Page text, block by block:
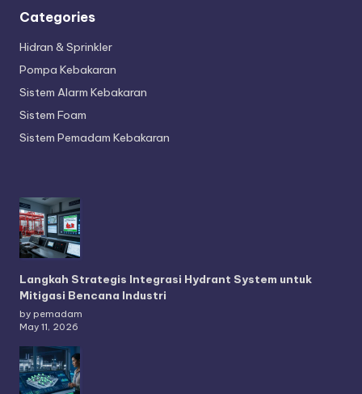
Categories
Hidran & Sprinkler
Pompa Kebakaran
Sistem Alarm Kebakaran
Sistem Foam
Sistem Pemadam Kebakaran
Langkah Strategis Integrasi Hydrant System untuk
Mitigasi Bencana Industri
by pemadam
May 11, 2026